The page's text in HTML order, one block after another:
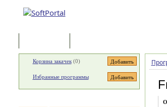
Корзина закачек(0)
Избранные программы